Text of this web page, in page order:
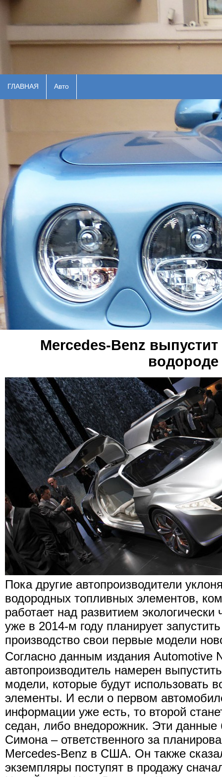
ГЛАВНАЯ Авто
Mercedes-Benz
водороде
Пока другие автопроизводители
водородных топливных элементов,
работает над развитием
уже в 2014-м году планирует
производство свои первые модели
Согласно данным издания Automotive
автопроизводитель намерен
модели, которые будут использовать
элементы. И если о первом
информации уже есть, то второй
седан, либо внедорожник. Эти
Симона – ответственного за
Mercedes-Benz в США. Он также
экземпляры поступят в продажу